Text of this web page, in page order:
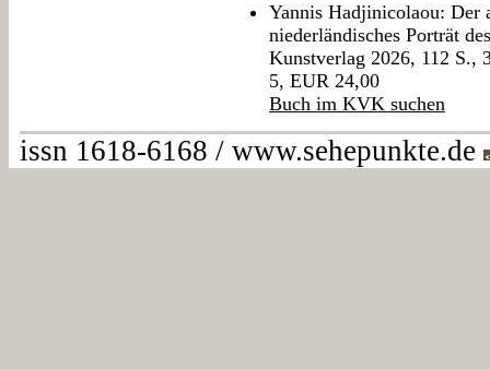
Yannis Hadjinicolaou: Der
niederländisches Porträt
Kunstverlag 2026, 112 S.,
5, EUR 24,00
Buch im KVK suchen
issn 1618-6168 / www.sehepunkte.de